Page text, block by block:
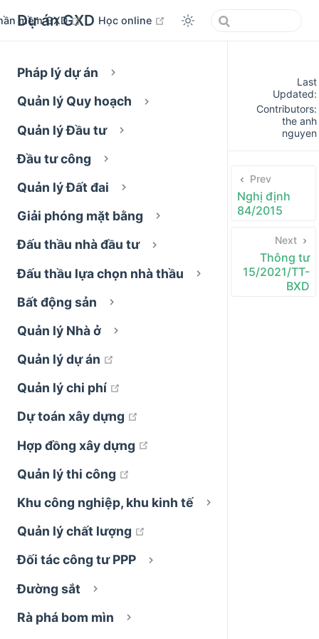
Dự án GXD
mềm GXD open in new window
Học online open in new window
Pháp lý dự án
Quản lý Quy hoạch
Quản lý Đầu tư
Đầu tư công
Quản lý Đất đai
Giải phóng mặt bằng
Đấu thầu nhà đầu tư
Đấu thầu lựa chọn nhà thầu
Bất động sản
Quản lý Nhà ở
Quản lý dự án
Quản lý chi phí
Dự toán xây dựng
Hợp đồng xây dựng
Quản lý thi công
Khu công nghiệp, khu kinh tế
Quản lý chất lượng
Đối tác công tư PPP
Đường sắt
Rà phá bom mìn
Last
Updated:
Contributors:
the anh
nguyen
Prev
Nghị định
84/2015
Next
Thông tư
15/2021/TT-
BXD